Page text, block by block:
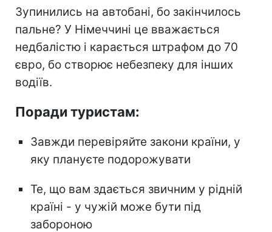
Зупинились на автобані, бо закінчилось
пальне? У Німеччині це вважається
недбалістю і карається штрафом до 70
євро, бо створює небезпеку для інших
водіїв.
Поради туристам:
Завжди перевіряйте закони країни, у
яку плануєте подорожувати
Те, що вам здається звичним у рідній
країні - у чужій може бути під
забороною